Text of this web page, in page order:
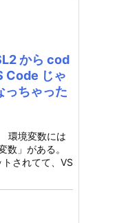
から cod
Code じゃ
っちゃった
環境変数には
数」がある。
されてて、VS